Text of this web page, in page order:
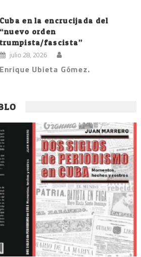
Cuba en la encrucijada del
“nuevo orden
trumpista/fascista”
julio 28, 2026
Enrique Ubieta Gómez.